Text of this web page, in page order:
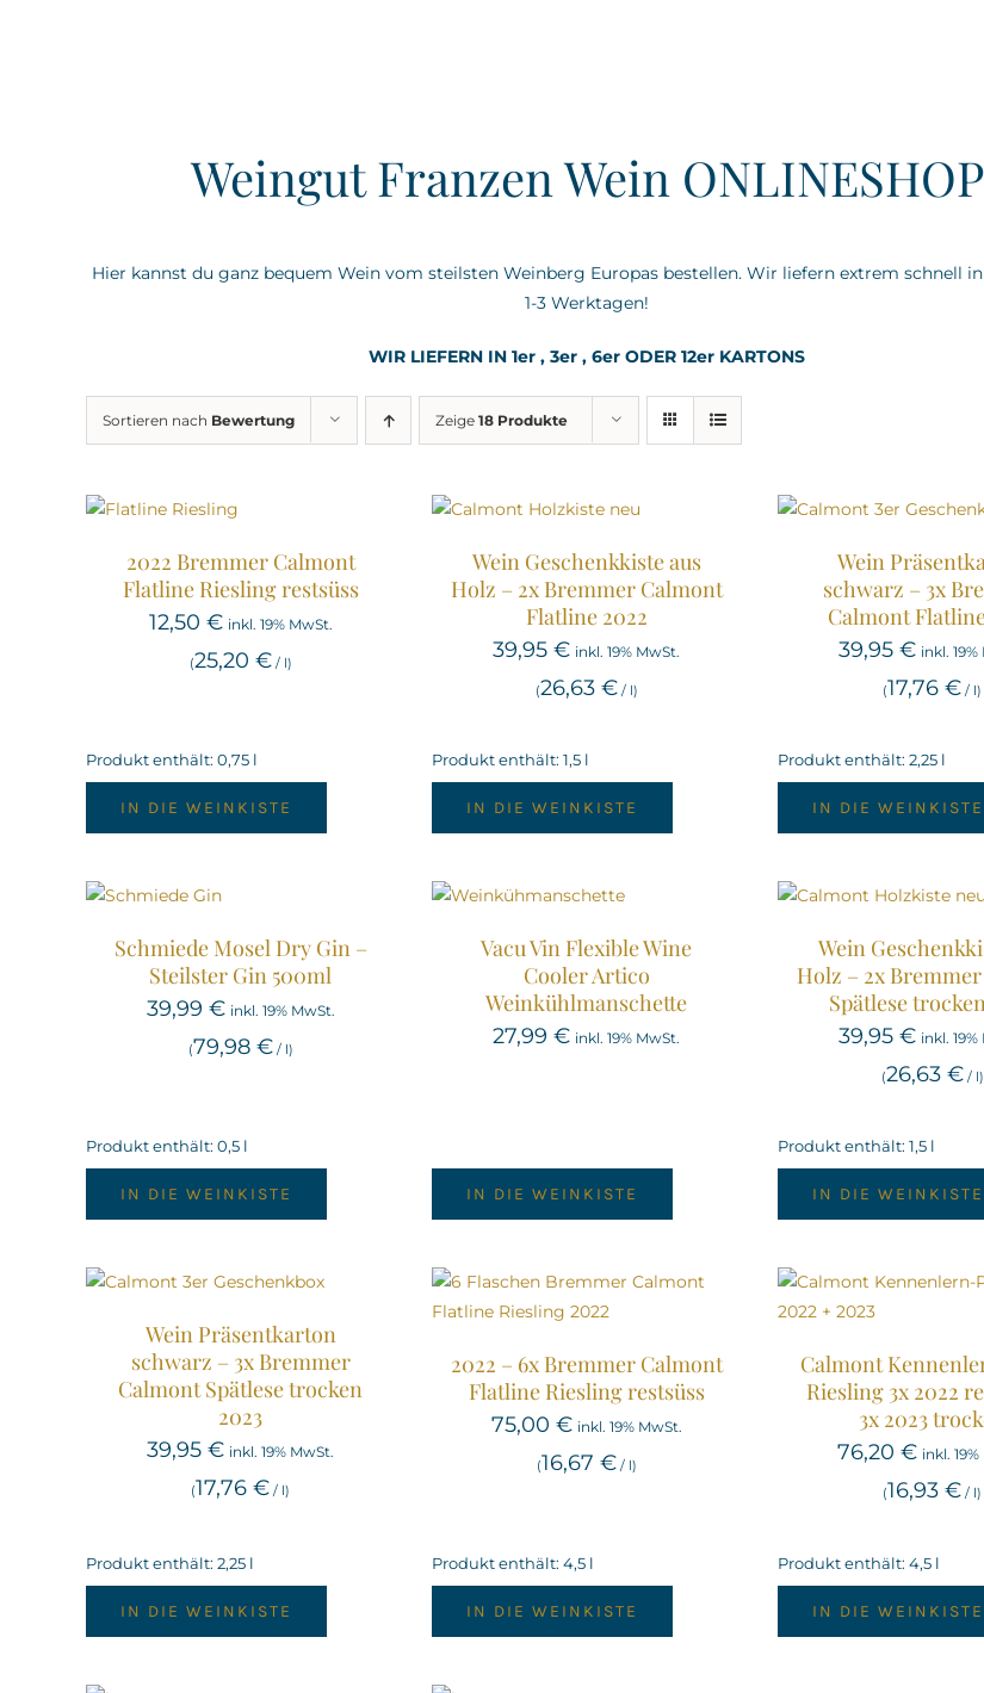
Weingut Franzen Wein ONLINESHOP
Hier kannst du ganz bequem Wein vom steilsten Weinberg Europas bestellen. Wir liefern extrem schnell
1-3 Werktagen!
WIR LIEFERN IN 1er , 3er , 6er ODER 12er KARTONS
Sortieren nach Bewertung Zeige 18 Produkte
2022 Bremmer Calmont
Flatline Riesling restsüss
12,50 € inkl. 19% MwSt.
(25,20 €/ l)
Produkt enthält: 0,75 l
IN DIE WEINKISTE
Wein Geschenkkiste aus
Holz – 2x Bremmer Calmont
Flatline 2022
39,95€ inkl. 19% MwSt.
(26,63 €/ l)
Produkt enthält: 1,5 l
IN DIE WEINKISTE
Wein
schwarz – 3x
Calmont
39,95€ inkl. 19%
(17,76€ / l)
Produkt enthält: 2,25 l
IN DIE WEINKISTE
Schmiede Mosel Dry Gin –
Steilster Gin 500ml
39,99 € inkl. 19% MwSt.
(79,98 €/ l)
Produkt enthält: 0,5 l
IN DIE WEINKISTE
Vacu Vin Flexible Wine
Cooler Artico
Weinkühlmanschette
27,99€ inkl. 19% MwSt.
IN DIE WEINKISTE
Wein
Holz – 2x
Spätlese
39,95€ inkl. 19%
(26,63 €/ l)
Produkt enthält: 1,5 l
IN DIE WEINKISTE
Wein Präsentkarton
schwarz – 3x Bremmer
Calmont Spätlese trocken
2023
39,95€ inkl. 19% MwSt.
(17,76€ / l)
Produkt enthält: 2,25 l
IN DIE WEINKISTE
2022 – 6x Bremmer Calmont
Flatline Riesling restsüss
75,00 € inkl. 19% MwSt.
(16,67 €/ l)
Produkt enthält: 4,5 l
IN DIE WEINKISTE
Calmont
Riesling 3x 2022
3x 2023
76,20€ inkl.
(16,93€ / l)
Produkt enthält: 4,5 l
IN DIE WEINKISTE